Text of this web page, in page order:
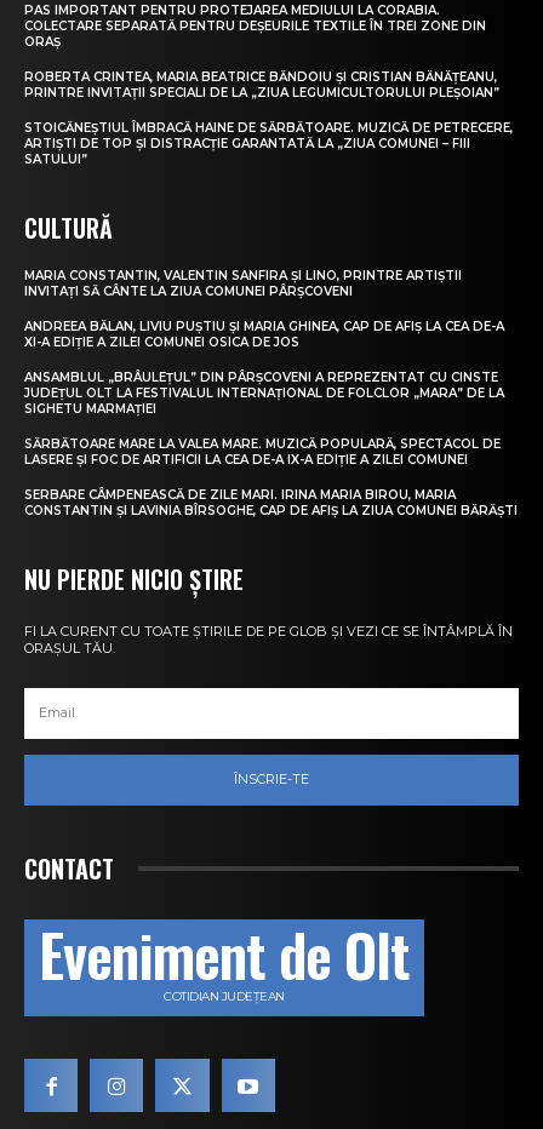
PAS IMPORTANT PENTRU PROTEJAREA MEDIULUI LA CORABIA.
COLECTARE SEPARATĂ PENTRU DEȘEURILE TEXTILE ÎN TREI ZONE DIN
ORAȘ
ROBERTA CRINTEA, MARIA BEATRICE BĂNDOIU ȘI CRISTIAN BĂNĂȚEANU,
PRINTRE INVITAȚII SPECIALI DE LA „ZIUA LEGUMICULTORULUI PLEȘOIAN”
STOICĂNEȘTIUL ÎMBRACĂ HAINE DE SĂRBĂTOARE. MUZICĂ DE PETRECERE,
ARTIȘTI DE TOP ȘI DISTRACȚIE GARANTATĂ LA „ZIUA COMUNEI – FIII
SATULUI”
CULTURĂ
MARIA CONSTANTIN, VALENTIN SANFIRA ȘI LINO, PRINTRE ARTIȘTII
INVITAȚI SĂ CÂNTE LA ZIUA COMUNEI PÂRȘCOVENI
ANDREEA BĂLAN, LIVIU PUȘTIU ȘI MARIA GHINEA, CAP DE AFIȘ LA CEA DE-A
XI-A EDIȚIE A ZILEI COMUNEI OSICA DE JOS
ANSAMBLUL „BRÂULEȚUL” DIN PÂRȘCOVENI A REPREZENTAT CU CINSTE
JUDEȚUL OLT LA FESTIVALUL INTERNAȚIONAL DE FOLCLOR „MARA” DE LA
SIGHETU MARMAȚIEI
SĂRBĂTOARE MARE LA VALEA MARE. MUZICĂ POPULARĂ, SPECTACOL DE
LASERE ȘI FOC DE ARTIFICII LA CEA DE-A IX-A EDIȚIE A ZILEI COMUNEI
SERBARE CÂMPENEASCĂ DE ZILE MARI. IRINA MARIA BIROU, MARIA
CONSTANTIN ȘI LAVINIA BÎRSOGHE, CAP DE AFIȘ LA ZIUA COMUNEI BĂRĂȘTI
NU PIERDE NICIO ȘTIRE
FI LA CURENT CU TOATE ȘTIRILE DE PE GLOB ȘI VEZI CE SE ÎNTÂMPLĂ ÎN
ORAȘUL TĂU.
ÎNSCRIE-TE
CONTACT
Eveniment de Olt
COTIDIAN JUDEȚEAN